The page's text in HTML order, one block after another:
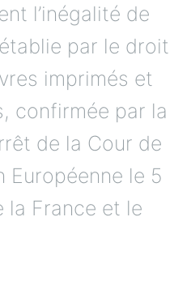
l’inégalité de
par le droit
imprimés et
confirmée par la
de la Cour de
Européenne le 5
la France et le